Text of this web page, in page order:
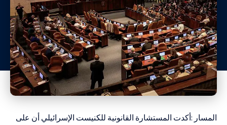
المسار :أكدت المستشارة القانونية للكنيست الإسرائيلي أن على